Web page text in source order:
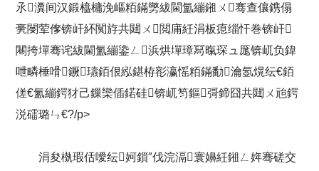
氶瀵间汉鍛橀槦浼嶇粨鏋勶紱閫氳繃鎺ㄨ骞查儴鎸傝
亴閿荤偧锛屽紑闃斿共閮ㄨ閲庯紝涓板瘜缁忓巻锛屽
闀挎墠骞诧紱閫氳繃鍌ㄥ浜烘墠璋冩暣琛ュ厖锛屼负鍏
呭疄棰嗗鐝瓙銆佷紭鍖栫彮瀛愮粨鏋勫瀹氬熀纭€銆
傞€氳繃鍔犲己鏁欒偛鍩硅锛屼笉鏂彁鍗囧共閮ㄨ兘鍔
涚礌璐ㄣ€?/p>
涓夋槸瑕佸噯纭妸鎻″伐浣滆寰嬶紝鎺ㄥ姩骞磋交